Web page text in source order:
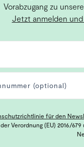
Vorabzugang zu
Jetzt anmelden und
für den
Verordnung (EU) 2016/